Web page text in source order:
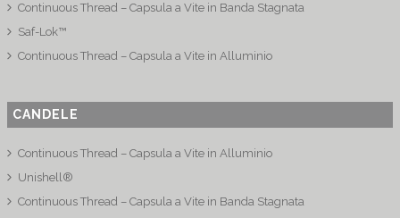
Continuous Thread – Capsula a Vite in Banda Stagnata
Saf-Lok™
Continuous Thread – Capsula a Vite in Alluminio
CANDELE
Continuous Thread – Capsula a Vite in Alluminio
Unishell®
Continuous Thread – Capsula a Vite in Banda Stagnata